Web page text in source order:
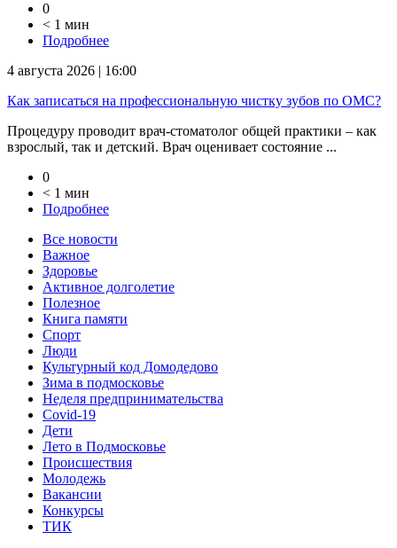
0
< 1 мин
Подробнее
4 августа 2026 | 16:00
Как записаться на профессиональную чистку зубов по ОМС?
Процедуру проводит врач-стоматолог общей практики – как
взрослый, так и детский. Врач оценивает состояние ...
0
< 1 мин
Подробнее
Все новости
Важное
Здоровье
Активное долголетие
Полезное
Книга памяти
Спорт
Люди
Культурный код Домодедово
Зима в подмосковье
Неделя предпринимательства
Covid-19
Дети
Лето в Подмосковье
Происшествия
Молодежь
Вакансии
Конкурсы
ТИК